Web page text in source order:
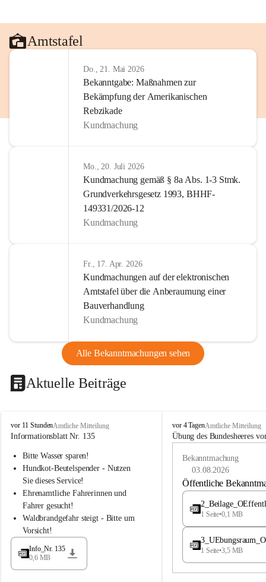
Amtstafel
Do., 21. Mai 2026
Bekanntgabe: Maßnahmen zur
Bekämpfung der Amerikanischen
Rebzikade
Kundmachung
Mo., 20. Juli 2026
Kundmachung gemäß § 8a Abs. 1-3 Stmk.
Grundverkehrsgesetz 1993, BHHF-
149331/2026-12
Kundmachung
Fr., 17. Apr. 2026
Kundmachungen auf der elektronischen
Amtstafel über die Anberaumung einer
Bauverhandlung
Kundmachung
Alle Bekanntmachungen sehen
Aktuelle Beiträge
B
u
h
a
d
l
vor 11 StundenAmtliche Mitteilung
Informationsblatt Nr. 135
Bitte Wasser sparen!
Hundkot-Beutelspender - Nutzen
Sie dieses Service!
Ehrenamtliche Fahrerinnen und
Fahrer gesucht!
Waldbrandgefahr steigt - Bitte um
Vorsicht!
Info_Nr. 135
0,6 MB
B
u
e
vor 4 TagenAmtliche Mitteilung
Übung des Bundesheeres
Bekanntmachung
03.08.2026
Öffentliche
1 Seite•0,1 MB
1 Seite•3,5 MB